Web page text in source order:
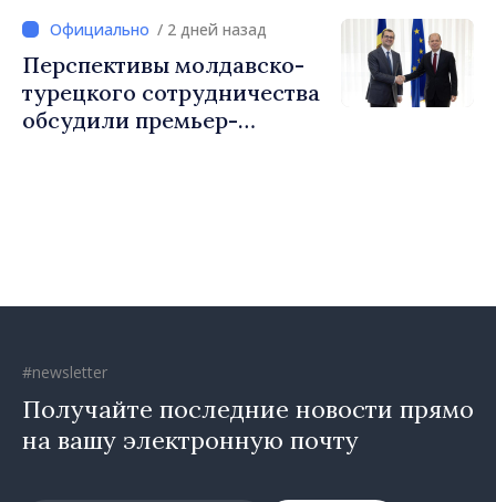
каждого села, каждой
общины и всех молдаван
/ 2 дней назад
Перспективы молдавско-
турецкого сотрудничества
обсудили премьер-
#newsletter
Получайте последние новости прямо
на вашу электронную почту